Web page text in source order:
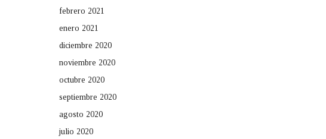
febrero 2021
enero 2021
diciembre 2020
noviembre 2020
octubre 2020
septiembre 2020
agosto 2020
julio 2020